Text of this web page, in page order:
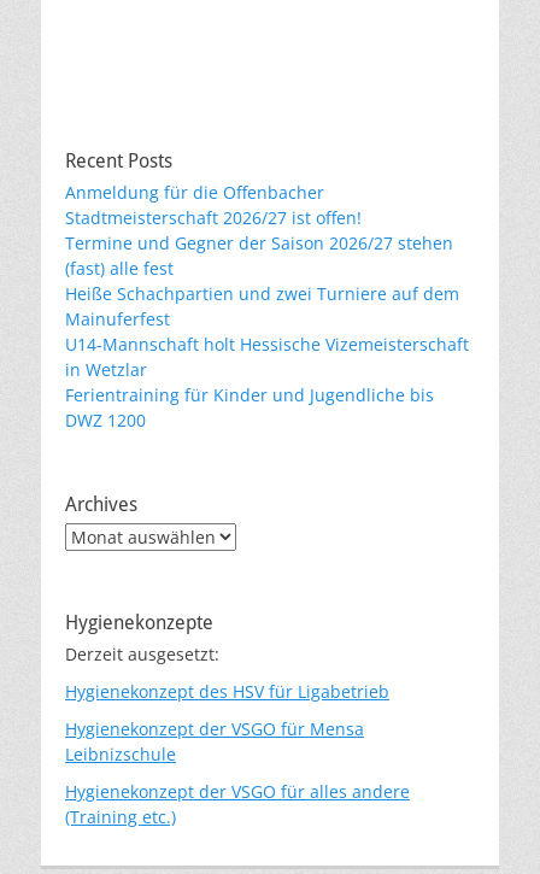
Recent Posts
Anmeldung für die Offenbacher
Stadtmeisterschaft 2026/27 ist offen!
Termine und Gegner der Saison 2026/27 stehen
(fast) alle fest
Heiße Schachpartien und zwei Turniere auf dem
Mainuferfest
U14-Mannschaft holt Hessische Vizemeisterschaft
in Wetzlar
Ferientraining für Kinder und Jugendliche bis
DWZ 1200
Archives
Archives
Hygienekonzepte
Derzeit ausgesetzt:
Hygienekonzept des HSV für Ligabetrieb
Hygienekonzept der VSGO für Mensa
Leibnizschule
Hygienekonzept der VSGO für alles andere
(Training etc.)